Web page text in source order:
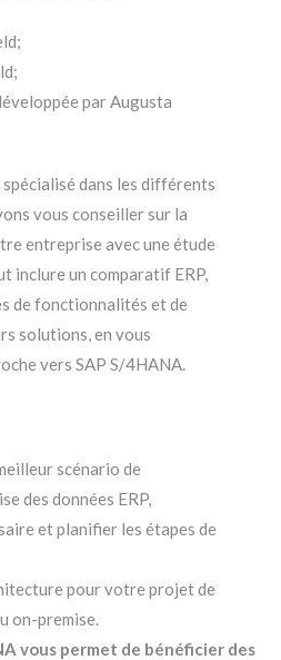
;
;
par Augusta
dans les différents
vous conseiller sur la
entreprise avec une étude
inclure un comparatif ERP,
de fonctionnalités et de
solutions, en vous
vers SAP S/4HANA.
scénario de
des données ERP,
et planifier les étapes de
pour votre projet de
on-premise.
vous permet de bénéficier des